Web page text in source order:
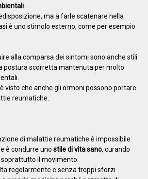
.
ma a farle scatenare nella
è uno stimolo esterno, come per esempio
alla comparsa dei sintomi sono anche stili
postura scorretta mantenuta per molto
visto che anche gli ormoni possono portare
reumatiche.
di malattie reumatiche è impossibile:
è condurre uno stile di vita sano, curando
soprattutto il movimento.
regolarmente e senza troppi sforzi